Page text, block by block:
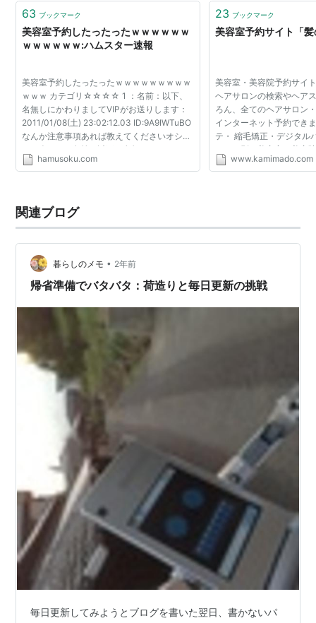
63 ブックマーク
美容室予約したったったｗｗｗｗｗｗ
ｗｗｗｗｗｗ:ハムスター速報
美容室予約したったったｗｗｗｗｗｗｗｗｗ
ｗｗｗ カテゴリ☆☆☆☆ 1 ：名前：以下、
名無しにかわりましてVIPがお送りします：
2011/01/08(土) 23:02:12.03 ID:9A9IWTuBO
なんか注意事項あれば教えてくださいオシャ
レな人… 2 ：名前：以下、名無しにかわりま
してVIPがお送りします：2011/01/08(土)
hamusoku.com
23 ブックマーク
美容室予約サイト「
美容室・美容院予約サイ
ヘアサロンの検索やヘア
ろん、全てのヘアサロン
インターネット予約でき
テ・ 縮毛矯正・デジタル
エリア別に美容室・美容
| 神奈川 | 埼玉 | 千葉 | 群
www.kamimado.com
関連ブログ
暮らしのメモ • 2年前
帰省準備でバタバタ：荷造りと毎日更新の挑戦
毎日更新してみようとブログを書いた翌日、書かないパ